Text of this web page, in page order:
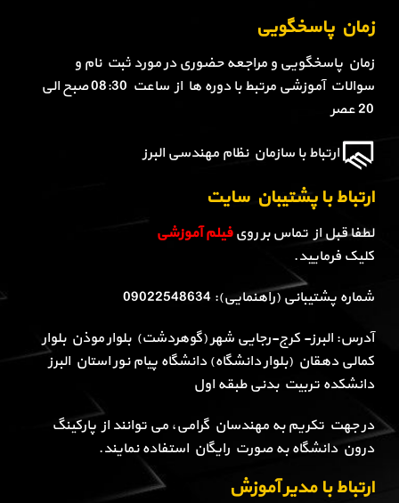
زمان پاسخگویی
زمان پاسخگویی و مراجعه حضوری در مورد ثبت نام و
سوالات آموزشی مرتبط با دوره ها از ساعت 08:30 صبح الی
20 عصر
ارتباط با سازمان نظام مهندسی البرز
ارتباط با پشتیبان سایت
لطفا قبل از تماس بر رویفیلم آموزشی
کلیک فرمایید.
شماره پشتیبانی (راهنمایی): 09022548634
آدرس: البرز- کرج-رجایی شهر (گوهردشت) بلوار موذن بلوار
کمالی دهقان (بلوار دانشگاه) دانشگاه پیام نور استان البرز
دانشکده تربیت بدنی طبقه اول
در جهت تکریم به مهندسان گرامی، می توانند از پارکینگ
درون دانشگاه به صورت رایگان استفاده نمایند.
ارتباط با مدیر آموزش